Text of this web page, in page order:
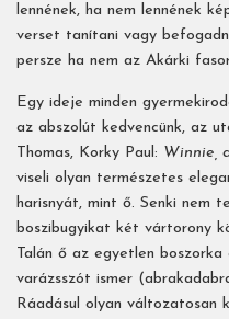
lennének, ha nem lennének
verset tanítani vagy
persze ha nem az Akárki
Egy ideje minden
az abszolút kedvencünk, az
Thomas, Korky Paul: Winnie,
viseli olyan természetes
harisnyát, mint ő. Senki nem
boszibugyikat két vártorony
Talán ő az egyetlen
varázsszót ismer
Ráadásul olyan változatosan